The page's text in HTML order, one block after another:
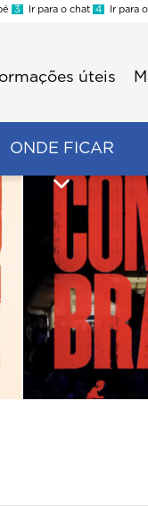
3 Ir para o chat 4 Ir para
úteis
ONDE FICAR